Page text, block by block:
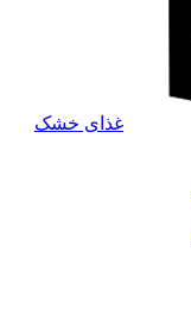
غذای خشک